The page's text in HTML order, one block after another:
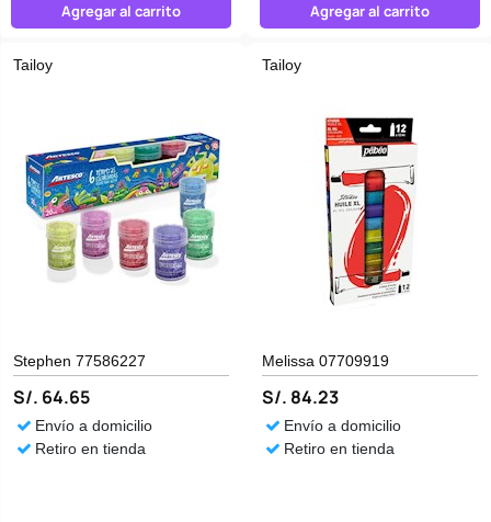
Agregar al carrito Agregar al carrito
Tailoy
Stephen 77586227
S/. 64.65
Envío a domicilio
Retiro en tienda
Tailoy
Melissa 07709919
S/. 84.23
Envío a domicilio
Retiro en tienda